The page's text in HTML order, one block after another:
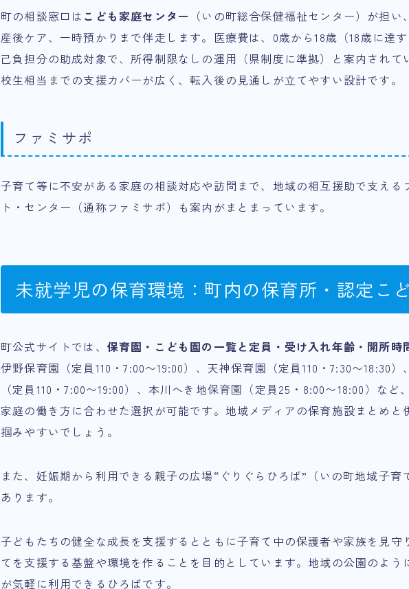
町の相談窓口は こども家庭センター （いの町総合保健福祉センター）が担
産後ケア、一時預かりまで伴走します。医療費は、0歳から18歳（18歳に達
己負担分の助成対象で、所得制限なしの運用（県制度に準拠）と案内されて
校生相当までの支援カバーが広く、転入後の見通しが立てやすい設計です。
ファミサポ
子育て等に不安がある家庭の相談対応や訪問まで、地域の相互援助で支える
ト・センター（通称ファミサポ）も案内がまとまっています。
未就学児の保育環境：町内の保育所・認定こ
町公式サイトでは、 保育園・こども園の一覧と定員・受け入れ年齢・開所時
伊野保育園（定員110・7:00〜19:00）、天神保育園（定員110・7:30〜18:30
（定員110・7:00〜19:00）、本川へき地保育園（定員25・8:00〜18:00）な
家庭の働き方に合わせた選択が可能です。地域メディアの保育施設まとめと
掴みやすいでしょう。
また、妊娠期から利用できる親子の広場“ぐりぐらひろば”（いの町地域子育
あります。
子どもたちの健全な成長を支援するとともに子育て中の保護者や家族を見守
てを支援する基盤や環境を作ることを目的としています。地域の公園のよう
が気軽に利用できるひろばです。